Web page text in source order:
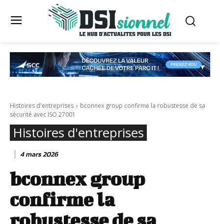
Histoires d'entreprises
bconnex group confirme la robustesse de sa
sécurité avec ISO 27001
Histoires d'entreprises
4 mars 2026
bconnex group
confirme la